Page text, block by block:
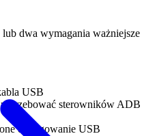
dwa wymagania ważniejsze
USB
sterowników ADB
debugowanie USB